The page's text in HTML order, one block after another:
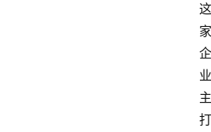
这
家
企
业
主
打